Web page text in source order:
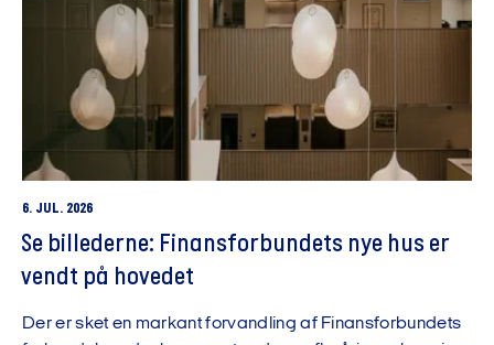
6. JUL. 2026
Se billederne: Finansforbundets nye hus er
vendt på hovedet
Der er sket en markant forvandling af Finansforbundets